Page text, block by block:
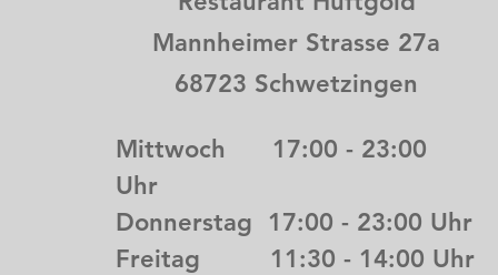
Mannheimer Strasse 27a
68723 Schwetzingen
Mittwoch 17:00 - 23:00
Uhr
Donnerstag 17:00 - 23:00 Uhr
Freitag 11:30 - 14:00 Uhr